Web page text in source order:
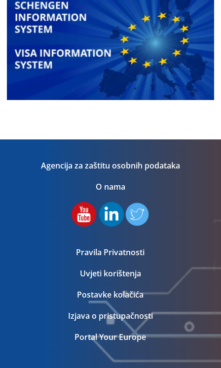
Agencija za zaštitu osobnih podataka
O nama
Pravila Privatnosti
Uvjeti korištenja
Postavke kolačića
Izjava o pristupačnosti
Portal Your Europe